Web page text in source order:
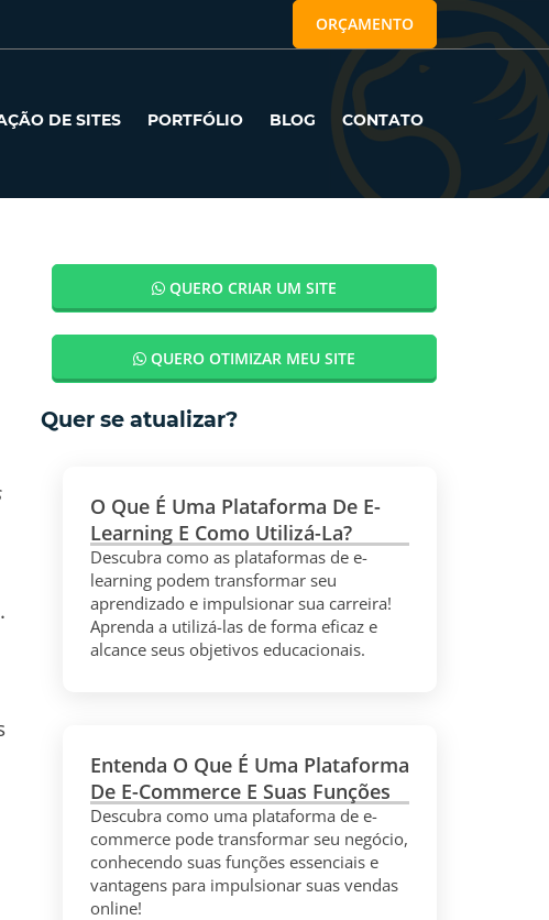
ORÇAMENTO
DE SITES PORTFÓLIO BLOG CONTATO
QUERO CRIAR UM SITE
QUERO OTIMIZAR MEU SITE
Quer se atualizar?
O Que É Uma Plataforma De E-
Learning E Como Utilizá-La?
Descubra como as plataformas de e-
learning podem transformar seu
aprendizado e impulsionar sua carreira!
Aprenda a utilizá-las de forma eficaz e
alcance seus objetivos educacionais.
Entenda O Que É Uma Plataforma
De E-Commerce E Suas Funções
Descubra como uma plataforma de e-
commerce pode transformar seu negócio,
conhecendo suas funções essenciais e
vantagens para impulsionar suas vendas
online!